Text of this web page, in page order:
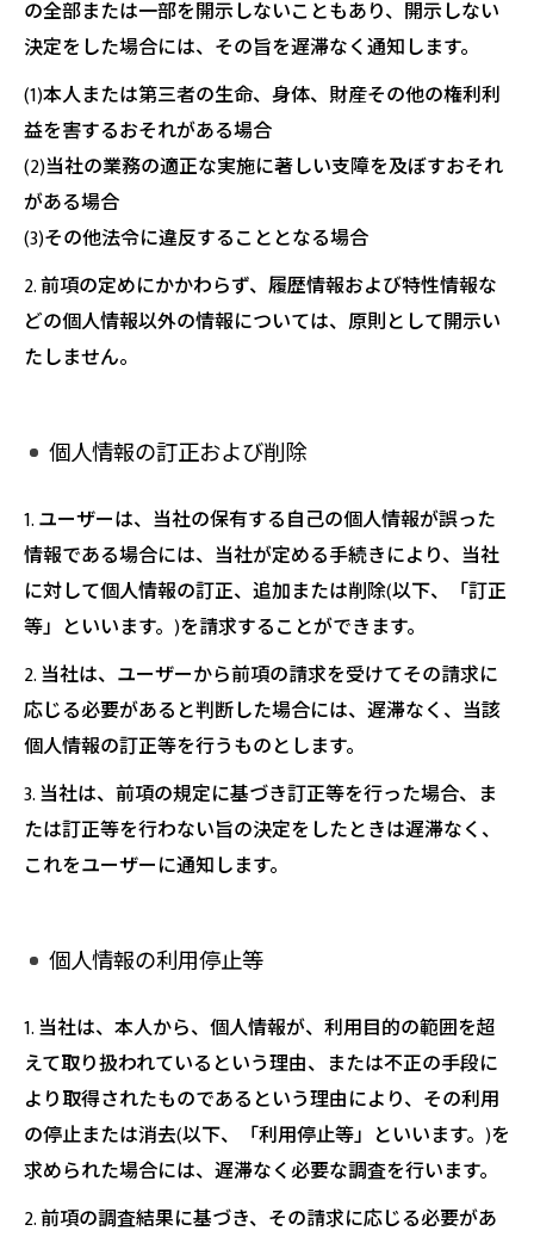
の全部または一部を開示しないこともあり、開示しない
決定をした場合には、その旨を遅滞なく通知します。
(1)本人または第三者の生命、身体、財産その他の権利利
益を害するおそれがある場合
(2)当社の業務の適正な実施に著しい支障を及ぼすおそれ
がある場合
(3)その他法令に違反することとなる場合
2. 前項の定めにかかわらず、履歴情報および特性情報な
どの個人情報以外の情報については、原則として開示い
たしません。
個人情報の訂正および削除
1. ユーザーは、当社の保有する自己の個人情報が誤った
情報である場合には、当社が定める手続きにより、当社
に対して個人情報の訂正、追加または削除(以下、「訂正
等」といいます。)を請求することができます。
2. 当社は、ユーザーから前項の請求を受けてその請求に
応じる必要があると判断した場合には、遅滞なく、当該
個人情報の訂正等を行うものとします。
3. 当社は、前項の規定に基づき訂正等を行った場合、ま
たは訂正等を行わない旨の決定をしたときは遅滞なく、
これをユーザーに通知します。
個人情報の利用停止等
1. 当社は、本人から、個人情報が、利用目的の範囲を超
えて取り扱われているという理由、または不正の手段に
より取得されたものであるという理由により、その利用
の停止または消去(以下、「利用停止等」といいます。)を
求められた場合には、遅滞なく必要な調査を行います。
2. 前項の調査結果に基づき、その請求に応じる必要があ